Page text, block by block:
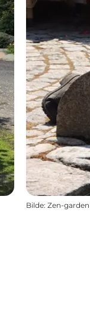
Bilde: Zen-garden